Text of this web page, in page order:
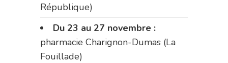
République)
Du 23 au 27 novembre :
pharmacie Charignon-Dumas (La
Fouillade)